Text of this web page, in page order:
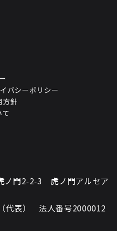
バシーポリシー
方針
ノ門2-2-3 虎ノ門アルセア
代表） 法人番号2000012